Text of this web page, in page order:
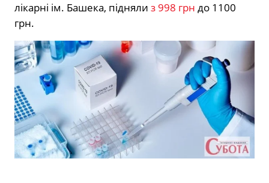
лікарні ім. Башека, підняли з 998 грн до 1100
грн.